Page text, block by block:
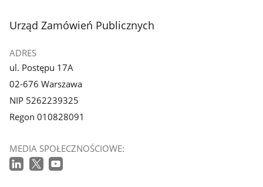
stopka
Urząd Zamówień Publicznych
ADRES
ul. Postępu 17A
02-676 Warszawa
NIP 5262239325
Regon 010828091
MEDIA SPOŁECZNOŚCIOWE: